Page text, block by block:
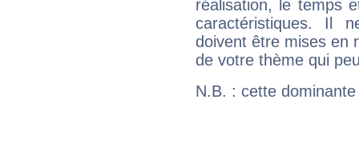
réalisation, le temps
caractéristiques. Il
doivent être mises en
de votre thème qui
N.B. : cette